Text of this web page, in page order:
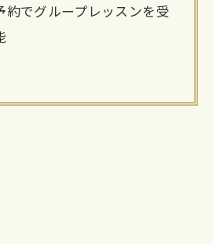
約でグループレッスンを受